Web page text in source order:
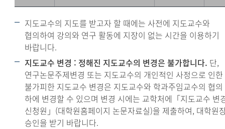
지도교수의 지도를 받고자 할 때에는 사전에 지도교수와
협의하여 강의와 연구 활동에 지장이 없는 시간을 이용하기
바랍니다.
지도교수 변경 : 정해진 지도교수의 변경은 불가합니다. 단,
연구논문주제변경 또는 지도교수의 개인적인 사정으로 인한
불가피한 지도교수 변경은 지도교수와 학과주임교수의 협의
하에 변경할 수 있으며 변경 시에는 교학처에「지도교수 변
신청원」(대학원홈페이지 논문자료실)을 제출하여, 대학원
승인을 받기 바랍니다.